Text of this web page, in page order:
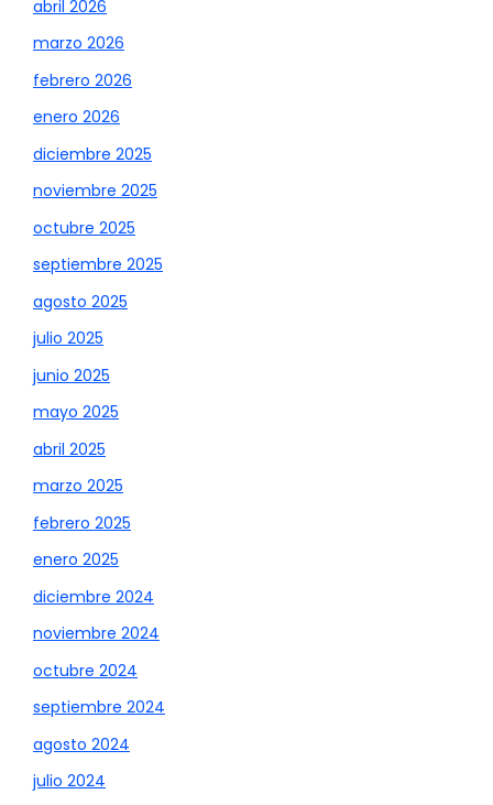
abril 2026
marzo 2026
febrero 2026
enero 2026
diciembre 2025
noviembre 2025
octubre 2025
septiembre 2025
agosto 2025
julio 2025
junio 2025
mayo 2025
abril 2025
marzo 2025
febrero 2025
enero 2025
diciembre 2024
noviembre 2024
octubre 2024
septiembre 2024
agosto 2024
julio 2024